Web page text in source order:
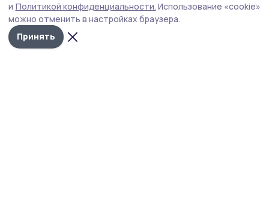
и Политикой конфиденциальности. Использование «cookie»
можно отменить в настройках браузера.
Принять